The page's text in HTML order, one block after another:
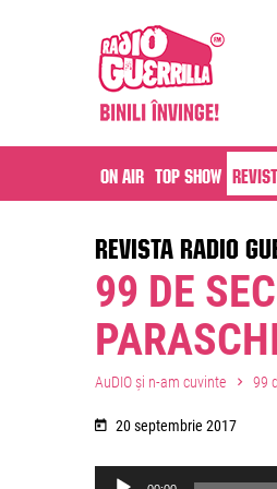
On air Top Show
REVISTA RADIO
99 DE
AuDIO și n-am cuvinte 99
20 septembrie 2017
Audio